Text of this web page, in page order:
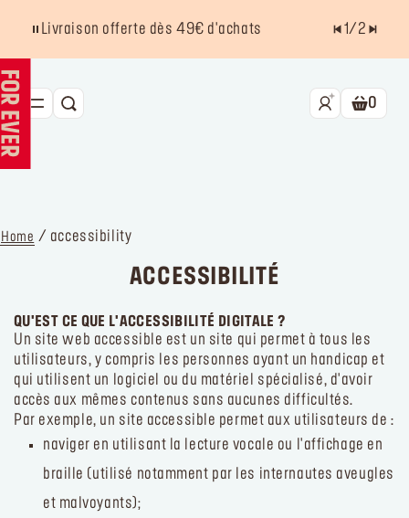
Livraison offerte dès 49€ d'achats 1/2
TEINT
ACCESSOIRES
Kits La marque
Trouver un point de vente
Se connecter ou s’inscrire
Lieu de livraison
RECHERCHE
0
Home / accessibility
ACCESSIBILITÉ
QU'EST CE QUE L'ACCESSIBILITÉ DIGITALE ?
Un site web accessible est un site qui permet à tous les
utilisateurs, y compris les personnes ayant un handicap et
qui utilisent un logiciel ou du matériel spécialisé, d'avoir
accès aux mêmes contenus sans aucunes difficultés.
Par exemple, un site accessible permet aux utilisateurs de :
naviger en utilisant la lecture vocale ou l'affichage en
braille (utilisé notamment par les internautes aveugles
et malvoyants);